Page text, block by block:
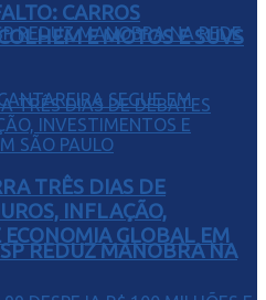
REDUZ MANOBRA NA
CARROS
E MOTOS E SUVS
TRÊS DIAS DE
INFLAÇÃO,
GLOBAL EM